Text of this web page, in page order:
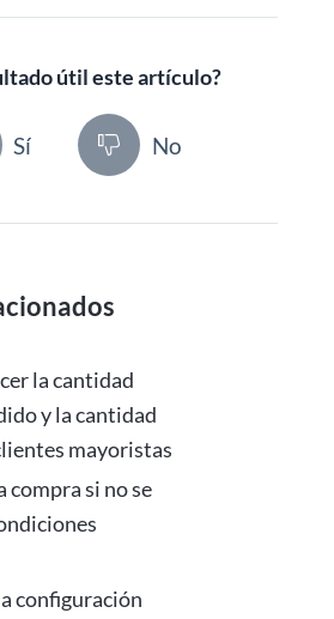
útil este artículo?
Sí No
la cantidad
y la cantidad
mayoristas
compra si no se
configuración